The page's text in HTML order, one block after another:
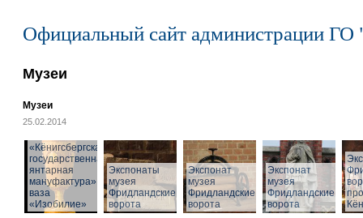
Официальный сайт администрации ГО
Музеи
Музеи
25.02.2014
«Кёнигсбергская
государственная
янтарная
мануфактура» -
ваза
«Изобилие»
Экспонаты
музея
Фридландские
ворота
Экспонат
музея
Фридландские
ворота
Экспонат
музея
Фридландские
ворота